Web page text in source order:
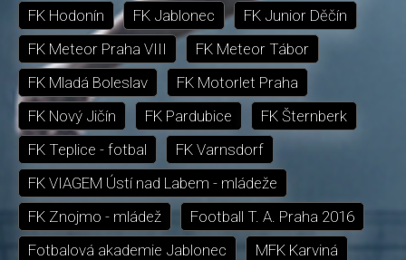
FK Hodonín
FK Jablonec
FK Junior Děčín
FK Meteor Praha VIII
FK Meteor Tábor
FK Mladá Boleslav
FK Motorlet Praha
FK Nový Jičín
FK Pardubice
FK Šternberk
FK Teplice - fotbal
FK Varnsdorf
FK VIAGEM Ústí nad Labem - mládeže
FK Znojmo - mládež
Football T. A. Praha 2016
Fotbalová akademie Jablonec
MFK Karviná